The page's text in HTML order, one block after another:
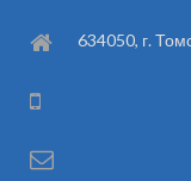
634050, г.